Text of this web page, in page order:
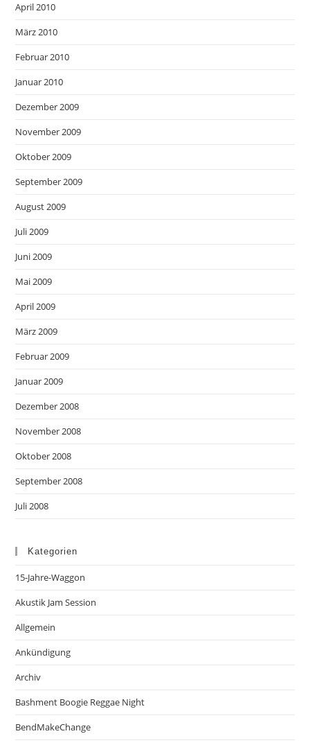
April 2010
März 2010
Februar 2010
Januar 2010
Dezember 2009
November 2009
Oktober 2009
September 2009
August 2009
Juli 2009
Juni 2009
Mai 2009
April 2009
März 2009
Februar 2009
Januar 2009
Dezember 2008
November 2008
Oktober 2008
September 2008
Juli 2008
Kategorien
15-Jahre-Waggon
Akustik Jam Session
Allgemein
Ankündigung
Archiv
Bashment Boogie Reggae Night
BendMakeChange